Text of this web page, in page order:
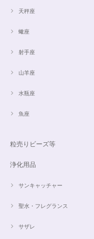
天秤座
蠍座
射手座
山羊座
水瓶座
魚座
粒売りビーズ等
浄化用品
サンキャッチャー
聖水・フレグランス
サザレ